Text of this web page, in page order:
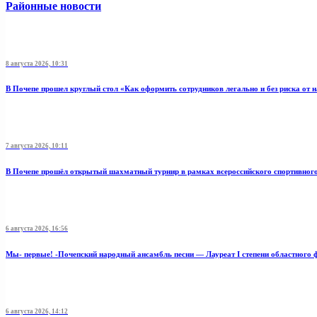
Районные новости
8 августа 2026, 10:31
В Почепе прошел круглый стол «Как оформить сотрудников легально и без риска от
7 августа 2026, 10:11
В Почепе прошёл открытый шахматный турнир в рамках всероссийского
6 августа 2026, 16:56
Мы- первые! -Почепский народный ансамбль песни — Лауреат I степени областного
6 августа 2026, 14:12